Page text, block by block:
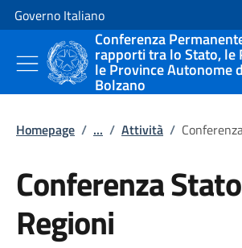
Vai al contenuto
Vai alla navigazione del sito
Governo Italiano
Conferenza
rapporti tra lo Stato, le
le Province Autonome
Bolzano
Homepage / ... / Attività /
Conferenza
Regioni